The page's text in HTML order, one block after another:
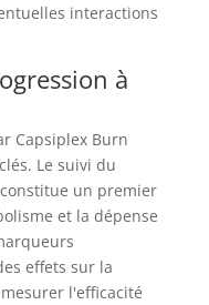
interactions
à
Capsiplex Burn
Le suivi du
un premier
et la dépense
effets sur la
l'efficacité